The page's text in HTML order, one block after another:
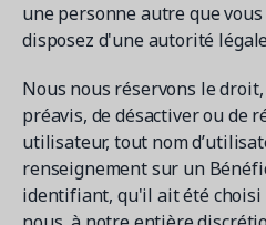
une personne autre que
disposez d'une autorité
Nous nous réservons le
préavis, de désactiver ou de
utilisateur, tout nom
renseignement sur un
identifiant, qu'il ait été